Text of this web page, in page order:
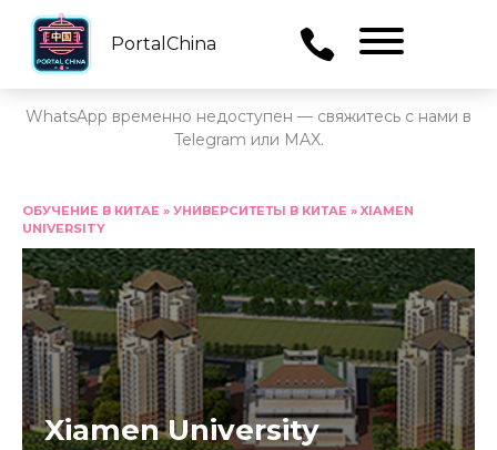
PortalChina
WhatsApp временно недоступен — свяжитесь с нами в
Telegram или MAX.
содержанию
ОБУЧЕНИЕ В КИТАЕ » УНИВЕРСИТЕТЫ В КИТАЕ » XIAMEN
UNIVERSITY
Xiamen University